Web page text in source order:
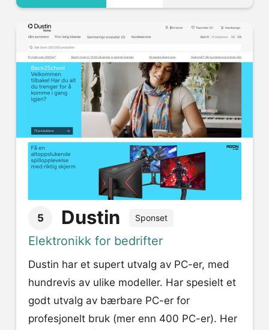
5 Dustin Sponset
Elektronikk for bedrifter
Dustin har et supert utvalg av PC-er, med
hundrevis av ulike modeller. Har spesielt et
godt utvalg av bærbare PC-er for
profesjonelt bruk (mer enn 400 PC-er). Her